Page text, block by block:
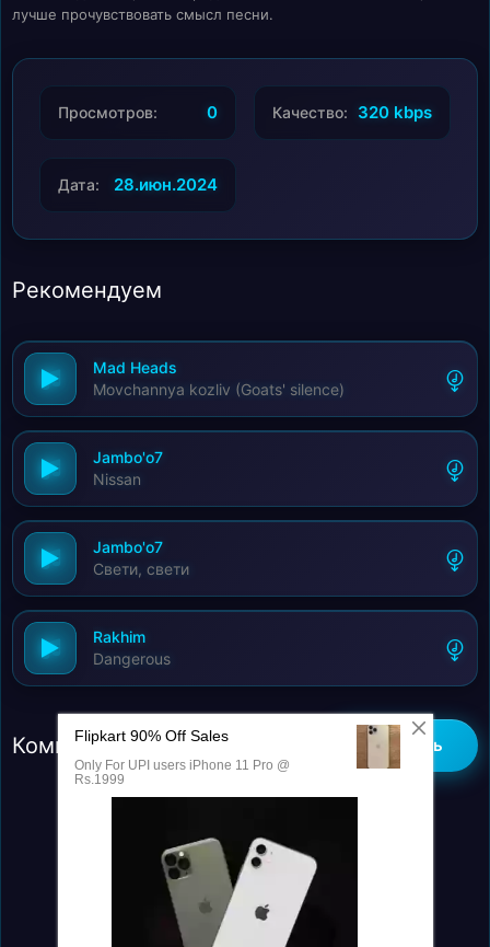
лучше прочувствовать смысл песни.
Просмотров: 0 Качество: 320 kbps
Дата: 28.июн.2024
Рекомендуем
Mad Heads
Movchannya kozliv (Goats' silence)
Jambo'o7
Nissan
Jambo'o7
Свети, свети
Rakhim
Dangerous
Комментарии (0) Добавить